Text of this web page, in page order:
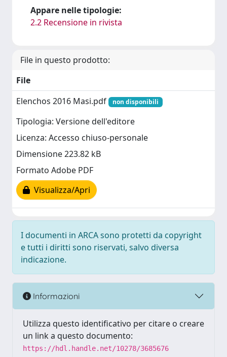
Appare nelle tipologie:
2.2 Recensione in rivista
File in questo prodotto:
File
Elenchos 2016 Masi.pdf
non disponibili
Tipologia: Versione dell'editore
Licenza: Accesso chiuso-personale
Dimensione 223.82 kB
Formato Adobe PDF
Visualizza/Apri
I documenti in ARCA sono protetti da copyright
e tutti i diritti sono riservati, salvo diversa
indicazione.
Informazioni
Utilizza questo identificativo per citare o creare
un link a questo documento:
https://hdl.handle.net/10278/3685676